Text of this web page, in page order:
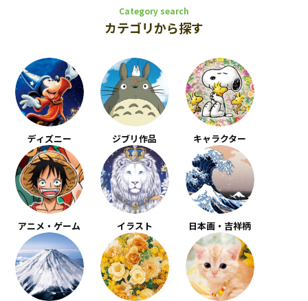
Category search
カテゴリから探す
ディズニー ジブリ作品 キャラクター
アニメ・ゲーム イラスト 日本画・吉祥柄